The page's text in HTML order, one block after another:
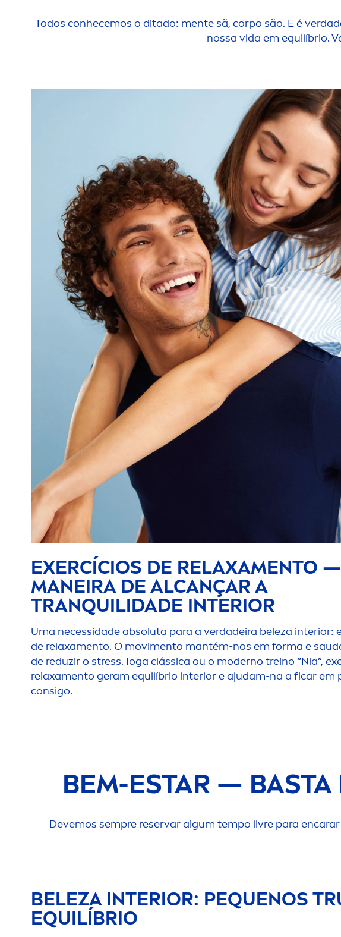
Todos conhecemos o ditado: mente sã, corpo são. E é
nossa vida em equilíbrio.
EXERCÍCIOS DE RELAXAMENTO
MANEIRA DE ALCANÇAR A
TRANQUILIDADE INTERIOR
Uma necessidade absoluta para a verdadeira beleza interior:
de relaxamento. O movimento mantém-nos em forma e
de reduzir o stress. Ioga clássica ou o moderno treino “Nia”,
relaxamento geram equilíbrio interior e ajudam-na a ficar em
consigo.
BEM-ESTAR — BASTA
Devemos sempre reservar algum tempo livre para
BELEZA INTERIOR: PEQUENOS
EQUILÍBRIO